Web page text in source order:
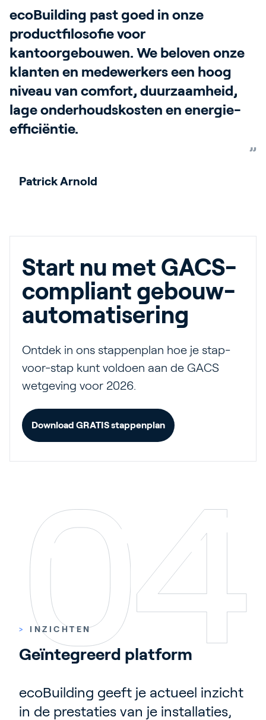
ecoBuilding past goed in onze
productfilosofie voor
kantoorgebouwen. We beloven onze
klanten en medewerkers een hoog
niveau van comfort, duurzaamheid,
lage onderhoudskosten en energie-
efficiëntie.
Patrick Arnold
Start nu met GACS-
compliant gebouw-
automatisering
Ontdek in ons stappenplan hoe je stap-
voor-stap kunt voldoen aan de GACS
wetgeving voor 2026.
Download GRATIS stappenplan
> INZICHTEN
Geïntegreerd platform
ecoBuilding geeft je actueel inzicht
in de prestaties van je installaties,